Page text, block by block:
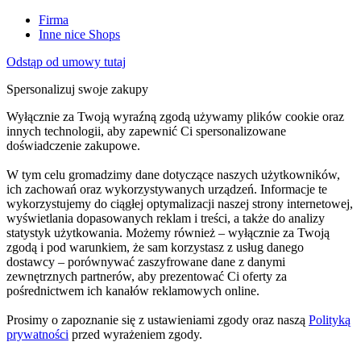
Firma
Inne nice Shops
Odstąp od umowy tutaj
Spersonalizuj swoje zakupy
Wyłącznie za Twoją wyraźną zgodą używamy plików cookie oraz
innych technologii, aby zapewnić Ci spersonalizowane
doświadczenie zakupowe.
W tym celu gromadzimy dane dotyczące naszych użytkowników,
ich zachowań oraz wykorzystywanych urządzeń. Informacje te
wykorzystujemy do ciągłej optymalizacji naszej strony internetowej,
wyświetlania dopasowanych reklam i treści, a także do analizy
statystyk użytkowania. Możemy również – wyłącznie za Twoją
zgodą i pod warunkiem, że sam korzystasz z usług danego
dostawcy – porównywać zaszyfrowane dane z danymi
zewnętrznych partnerów, aby prezentować Ci oferty za
pośrednictwem ich kanałów reklamowych online.
Prosimy o zapoznanie się z ustawieniami zgody oraz naszą Polityką
prywatności przed wyrażeniem zgody.